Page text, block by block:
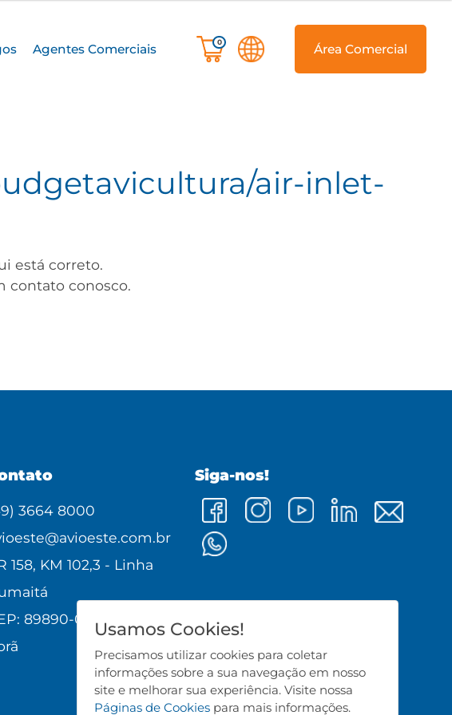
Usamos Cookies!
Precisamos utilizar cookies para coletar
informações sobre a sua navegação em nosso
site e melhorar sua experiência. Visite nossa
Páginas de Cookies para mais informações.
Agentes Comerciais 0 Área Comercial
air-inlet-
está correto.
contato conosco.
3664 8000
158, KM 102,3 - Linha
89890-000 - Cunha
Siga-nos!